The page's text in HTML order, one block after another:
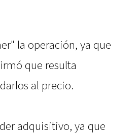
la operación, ya que
que resulta
al precio.
adquisitivo, ya que